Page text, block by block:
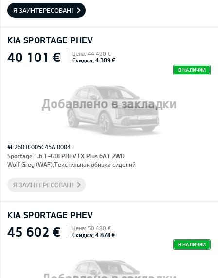
Я ЗАИНТЕРЕСОВАН!
KIA SPORTAGE PHEV
Добавлено в закладки
40 101 € Цена: 44 490 €
Скидка: 4 389 €
В НАЛИЧИИ
#E2601C005C45A 0004
Sportage 1.6 T-GDI PHEV LX Plus 6AT 2WD
Wolf Grey (WAF),Текстильная обивка сидений
Я ЗАИНТЕРЕСОВАН!
KIA SPORTAGE PHEV
45 602 € Цена: 50 480 €
Скидка: 4 878 €
В НАЛИЧИИ